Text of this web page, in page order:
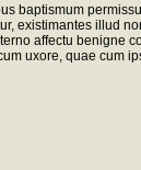
baptismum
existimantes illud
affectu benigne
uxore, quae cum